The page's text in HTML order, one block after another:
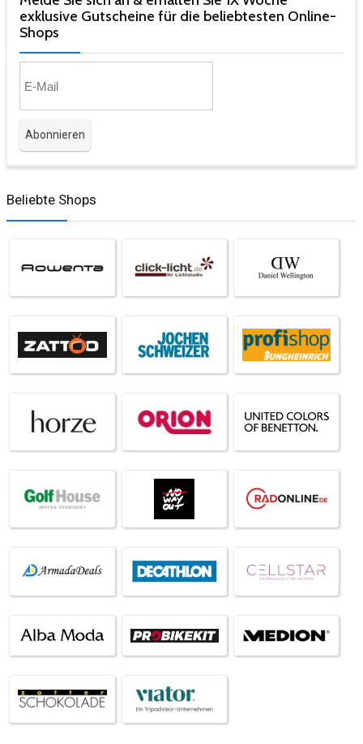
exklusive Gutscheine für die beliebtesten Online-
Shops​
Beliebte Shops